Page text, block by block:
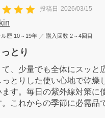
投稿日 2026/03/15
ル歴 10～19年 ／ 購入回数 2～4回目
とり
、少量でも全体にスッと
とりした使い心地で乾燥
す。毎日の紫外線対策に
これからの季節に必需品